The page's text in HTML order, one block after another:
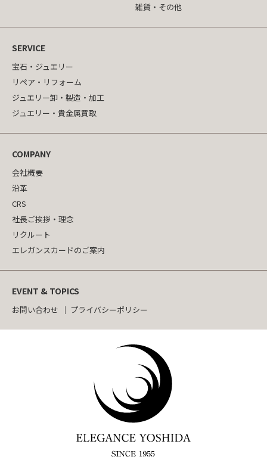
雑貨・その他
SERVICE
宝石・ジュエリー
リペア・リフォーム
ジュエリー卸・製造・加工
ジュエリー・貴金属買取
COMPANY
会社概要
沿革
CRS
社長ご挨拶・理念
リクルート
エレガンスカードのご案内
EVENT & TOPICS
お問い合わせ プライバシーポリシー